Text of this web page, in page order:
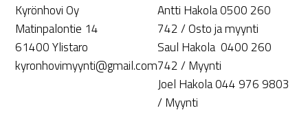
Kyrönhovi Oy
Matinpalontie 14
61400 Ylistaro
kyronhovimyynti@gmail.com
Antti Hakola 0500 260
742 / Osto ja myynti
Saul Hakola 0400 260
742 / Myynti
Joel Hakola 044 976 9803
/ Myynti